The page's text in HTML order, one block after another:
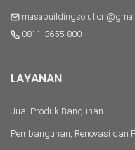
0811-3655-800
LAYANAN
Jual Produk Bangunan
Pembangunan, Renovasi dan